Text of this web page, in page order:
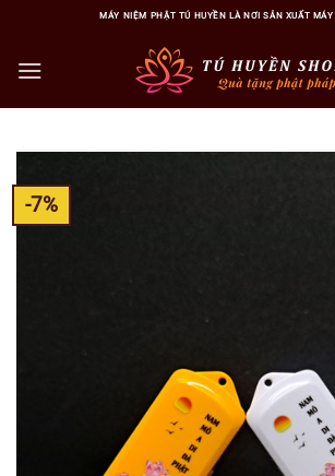
nội
MÁY NIỆM PHẬT TÚ HUYỀN LÀ NƠI SẢN XUẤT
-7%